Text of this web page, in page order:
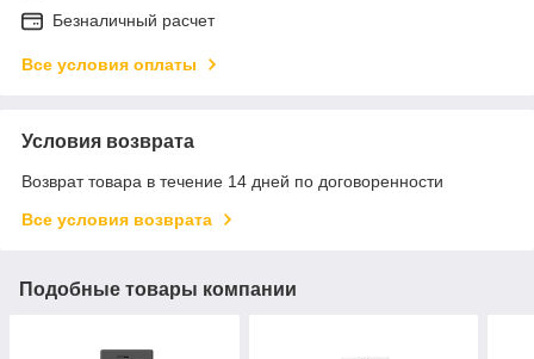
Безналичный расчет
Все условия оплаты
Условия возврата
Возврат товара в течение 14 дней по договоренности
Все условия возврата
Подобные товары компании